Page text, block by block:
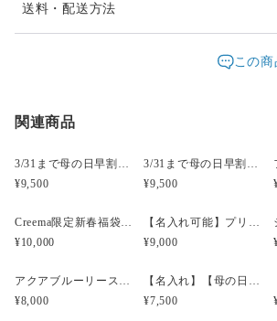
発送は通常2、3日以内（土日祝日を除く
送料・配送方法
宅急便（ヤマト）
¥5,000以上のご注文で送料無料
この商
関連商品
3/31まで母の日早割・5束限定 ピオニーのアーティフィシャルフラワーブーケ Merci Élégantメルシーエレガン
¥9,500
3/31まで母の日早割・5束限定 ローズのアーティフィシャルフラワーブーケ Bonheur Rosé（ボヌール・ロゼ）
¥9,500
Creema限定新春福袋〈竹〉 プリザーブドフラワーケーキ＆選べる椿のブローチセット
¥10,000
【名入れ可能】プリザーブド フラワーケーキ シャルロット マスカット【母の日】【誕生日】【開店祝い】
¥9,000
アクアブルーリース プリザーブドフラワー【誕生日】【結婚祝】
¥8,000
【名入れ】【母の日】プリザーブド＆アーティフィシャルアレンジメント ジューシーオレンジ
¥7,500